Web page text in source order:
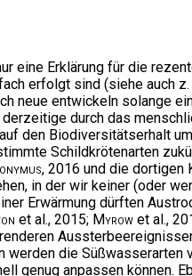
eine Erklärung für die
erfolgt sind (siehe auch z.
neue entwickeln solange
durch das
den Biodiversitätserhalt
Schildkrötenarten
, 2016 und die dortigen
in der wir keiner (oder
Erwärmung dürften
et al., 2015; Myrow et al.,
die
genug anpassen können.